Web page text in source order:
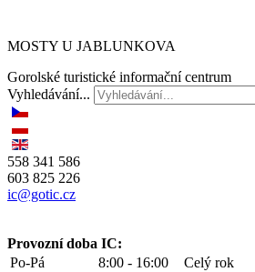
MOSTY U JABLUNKOVA
Gorolské turistické informační centrum
Vyhledávání...
558 341 586
603 825 226
ic@gotic.cz
Provozní doba IC:
Po-Pá
8:00 - 16:00
Celý rok